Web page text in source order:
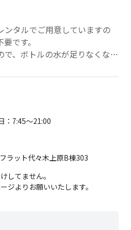
らさず、「今、ここ」に意識
予約可」となっております。
いませんので、ご予約いただ
らっしゃる場合がございま
時までご予約受付していま
ンタルでご用意していますの
です。
、ボトルの水が足りなくなっ
円（Paypay払いのみ利用可）
：7:45～21:00
ラット代々木上原B棟303
してません。
ジよりお願いいたします。